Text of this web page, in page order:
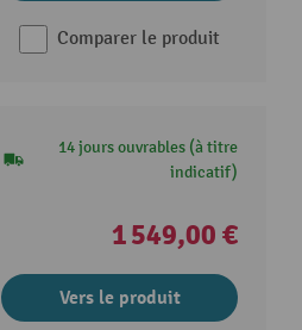
Comparer le produit
14 jours ouvrables (à titre
indicatif)
1 549,00 €
Vers le produit